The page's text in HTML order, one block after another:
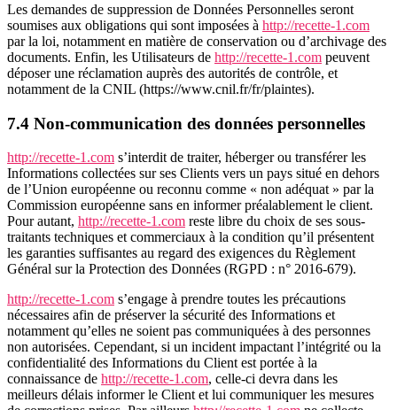
Les demandes de suppression de Données Personnelles seront
soumises aux obligations qui sont imposées à http://recette-1.com
par la loi, notamment en matière de conservation ou d’archivage des
documents. Enfin, les Utilisateurs de http://recette-1.com peuvent
déposer une réclamation auprès des autorités de contrôle, et
notamment de la CNIL (https://www.cnil.fr/fr/plaintes).
7.4 Non-communication des données personnelles
http://recette-1.com s’interdit de traiter, héberger ou transférer les
Informations collectées sur ses Clients vers un pays situé en dehors
de l’Union européenne ou reconnu comme « non adéquat » par la
Commission européenne sans en informer préalablement le client.
Pour autant, http://recette-1.com reste libre du choix de ses sous-
traitants techniques et commerciaux à la condition qu’il présentent
les garanties suffisantes au regard des exigences du Règlement
Général sur la Protection des Données (RGPD : n° 2016-679).
http://recette-1.com s’engage à prendre toutes les précautions
nécessaires afin de préserver la sécurité des Informations et
notamment qu’elles ne soient pas communiquées à des personnes
non autorisées. Cependant, si un incident impactant l’intégrité ou la
confidentialité des Informations du Client est portée à la
connaissance de http://recette-1.com, celle-ci devra dans les
meilleurs délais informer le Client et lui communiquer les mesures